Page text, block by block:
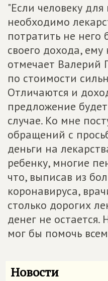
"Если человеку
необходимо
потратить не него
своего дохода,
отмечает Валерий
по стоимости
Отличаются и
предложение
случае. Ко мне
обращений с
деньги на
ребенку, многие
что, выписав из
коронавируса,
столько дорогих
денег не
мог бы помочь
Новости